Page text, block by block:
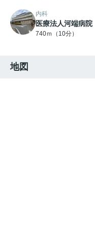
内科
医療法人河端病院
740ｍ（10分）
地図